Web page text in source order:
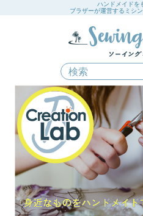
ハンドメイドを
ブラザーが運営するミシ